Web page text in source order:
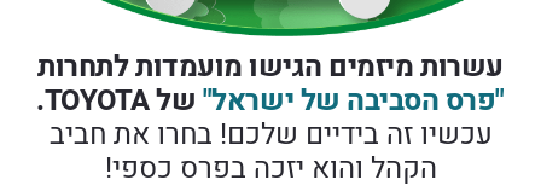
עשרות מיזמים הגישו מועמדות לתחרות
"פרס הסביבה של ישראל" של TOYOTA.
עכשיו זה בידיים שלכם! בחרו את חביב
הקהל והוא יזכה בפרס כספי!